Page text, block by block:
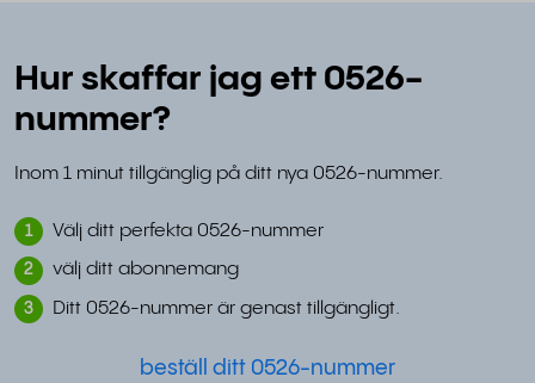
Hur skaffar jag ett 0526-
nummer?
Inom 1 minut tillgänglig på ditt nya 0526-nummer.
1 Välj ditt perfekta 0526-nummer
2 välj ditt abonnemang
3 Ditt 0526-nummer är genast tillgängligt.
beställ ditt 0526-nummer